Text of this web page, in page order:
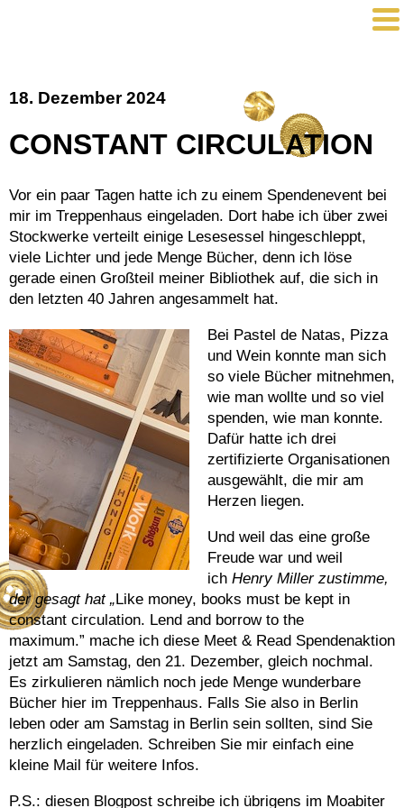
18. Dezember 2024
CONSTANT CIRCULATION
Vor ein paar Tagen hatte ich zu einem Spendenevent bei
mir im Treppenhaus eingeladen. Dort habe ich über zwei
Stockwerke verteilt einige Lesesessel hingeschleppt,
viele Lichter und jede Menge Bücher, denn ich löse
gerade einen Großteil meiner Bibliothek auf, die sich in
den letzten 40 Jahren angesammelt hat.
Bei Pastel de Natas, Pizza
und Wein konnte man sich
so viele Bücher mitnehmen,
wie man wollte und so viel
spenden, wie man konnte.
Dafür hatte ich drei
zertifizierte Organisationen
ausgewählt, die mir am
Herzen liegen.
Und weil das eine große
Freude war und weil
ich Henry Miller zustimme,
der gesagt hat „Like money, books must be kept in
constant circulation. Lend and borrow to the
maximum.” mache ich diese Meet & Read Spendenaktion
jetzt am Samstag, den 21. Dezember, gleich nochmal.
Es zirkulieren nämlich noch jede Menge wunderbare
Bücher hier im Treppenhaus. Falls Sie also in Berlin
leben oder am Samstag in Berlin sein sollten, sind Sie
herzlich eingeladen. Schreiben Sie mir einfach eine
kleine Mail für weitere Infos.
P.S.: diesen Blogpost schreibe ich übrigens im Moabiter